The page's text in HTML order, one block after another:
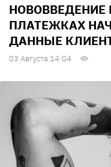
НОВОВВЕДЕНИЕ
ПЛАТЕЖКАХ
ДАННЫЕ
03 Августа 14:04